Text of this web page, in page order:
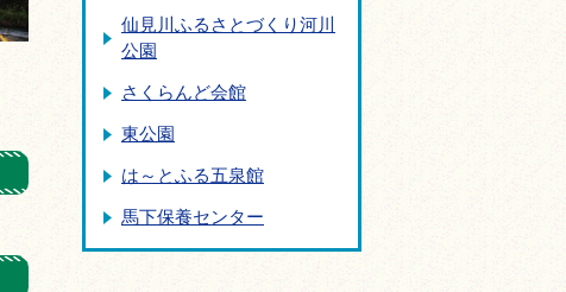
仙見川ふるさとづくり河川
公園
さくらんど会館
東公園
は～とふる五泉館
馬下保養センター